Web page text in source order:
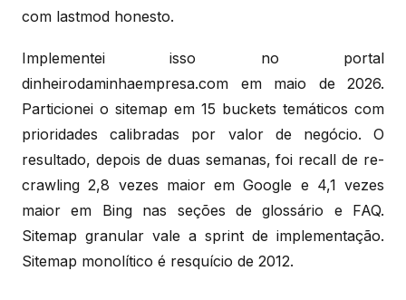
com lastmod honesto.
Implementei isso no portal
dinheirodaminhaempresa.com em maio de 2026.
Particionei o sitemap em 15 buckets temáticos com
prioridades calibradas por valor de negócio. O
resultado, depois de duas semanas, foi recall de re-
crawling 2,8 vezes maior em Google e 4,1 vezes
maior em Bing nas seções de glossário e FAQ.
Sitemap granular vale a sprint de implementação.
Sitemap monolítico é resquício de 2012.